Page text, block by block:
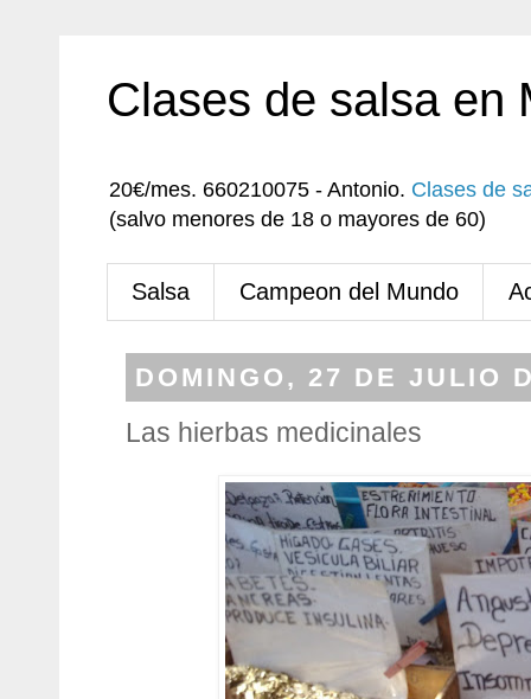
Clases de salsa en
20€/mes. 660210075 - Antonio. Clases de
(salvo menores de 18 o mayores de 60)
Salsa Campeon del Mundo
DOMINGO, 27 DE JULIO
Las hierbas medicinales